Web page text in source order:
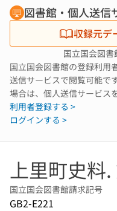
図書館・個人送信
収録元デ
国立国会図
国立国会図書館の登録利用
送信サービスで閲覧可能で
場合は、個人送信サービス
利用者登録する >
ログインする >
上里町史料.
国立国会図書館請求記号
GB2-E221